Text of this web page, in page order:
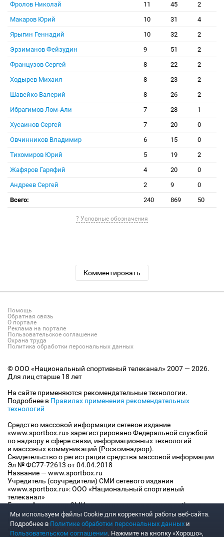
Фролов Николай
11 45
2
Макаров Юрий
10 31
4
Ярыгин Геннадий
10 32
2
Эрзиманов Фейзудин
9 51
2
Французов Сергей
8 22
2
Ходырев Михаил
8 23
2
Шавейко Валерий
8 26
2
Ибрагимов Лом-Али
7 28
1
Хусаинов Сергей
7 20
0
Овчинников Владимир
6 15
0
Тихомиров Юрий
5 19
2
Жафяров Гаряфий
4 20
0
Андреев Сергей
2 9
0
Всего:
240 869 50
? Условные обозначения
Комментировать
Помощь
Обратная связь
О портале
Реклама на портале
Пользовательское соглашение
Охрана труда
Политика обработки персональных данных
© ООО «Национальный спортивный телеканал» 2007 — 2026.
Для лиц старше 18 лет
На сайте применяются рекомендательные технологии.
Подробнее в Правилах применения рекомендательных
технологий
Средство массовой информации сетевое издание
«www.sportbox.ru» зарегистрировано Федеральной службой
по надзору в сфере связи, информационных технологий
и массовых коммуникаций (Роскомнадзор).
Свидетельство о регистрации средства массовой информации
Эл № ФС77-72613 от 04.04.2018
Название — www.sportbox.ru
Учредитель (соучредители) СМИ сетевого издания
«www.sportbox.ru»: ООО «Национальный спортивный
телеканал»
Главный редактор СМИ сетевого издания «www.sportbox.ru»:
Конов В.А.
Номер телефона редакции СМИ сетевого издания
«www.sportbox.ru»: +7 (495) 653 8419
Мы используем файлы Сookie для корректной работы веб-сайта.
Подробнее в Политике обработки персональных данных и
Пользовательском соглашении. Нажмите на кнопку «Хорошо»,